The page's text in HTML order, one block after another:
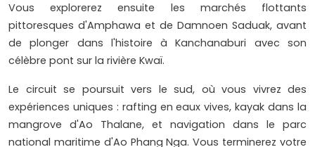
Vous explorerez ensuite les marchés flottants
pittoresques d'Amphawa et de Damnoen Saduak, avant
de plonger dans l'histoire à Kanchanaburi avec son
célèbre pont sur la rivière Kwaï.
Le circuit se poursuit vers le sud, où vous vivrez des
expériences uniques : rafting en eaux vives, kayak dans la
mangrove d'Ao Thalane, et navigation dans le parc
national maritime d'Ao Phang Nga. Vous terminerez votre